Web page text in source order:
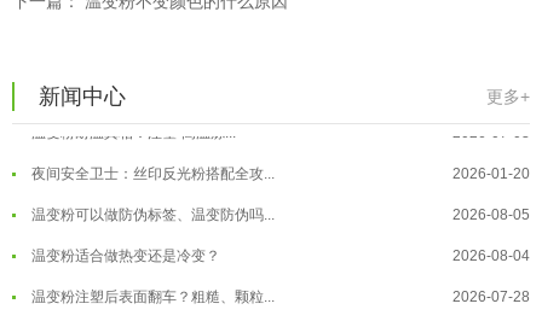
新闻中心 更多+
温变粉"烤"问：长期加...
温变粉耐温真相：注塑"高温炼... 2026-07-03
夜间安全卫士：丝印反光粉搭配全攻... 2026-01-20
温变粉可以做防伪标签、温变防伪吗... 2026-08-05
温变粉适合做热变还是冷变？ 2026-08-04
温变粉注塑后表面翻车？粗糙、颗粒... 2026-07-28
温变粉丝印到底用多少目网版？这篇... 2026-06-11